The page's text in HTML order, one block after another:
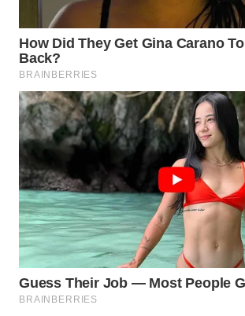
Durante seu apogeu, entre 1926 e
foi um ponto de encontro para
jagunços, marinheiros, boêmios e